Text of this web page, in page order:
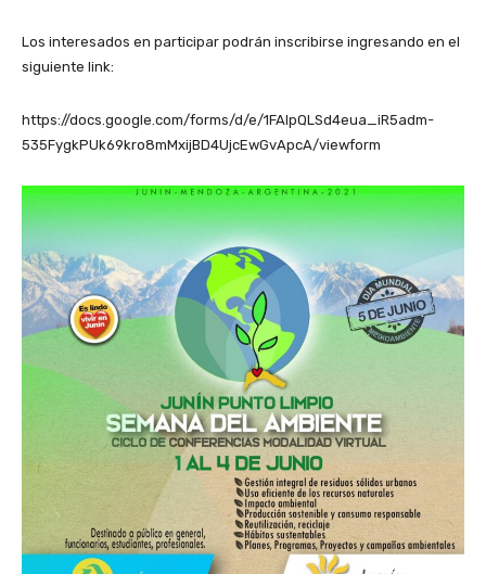
Los interesados en participar podrán inscribirse ingresando en el
siguiente link:
https://docs.google.com/forms/d/e/1FAIpQLSd4eua_iR5adm-
535FygkPUk69kro8mMxijBD4UjcEwGvApcA/viewform